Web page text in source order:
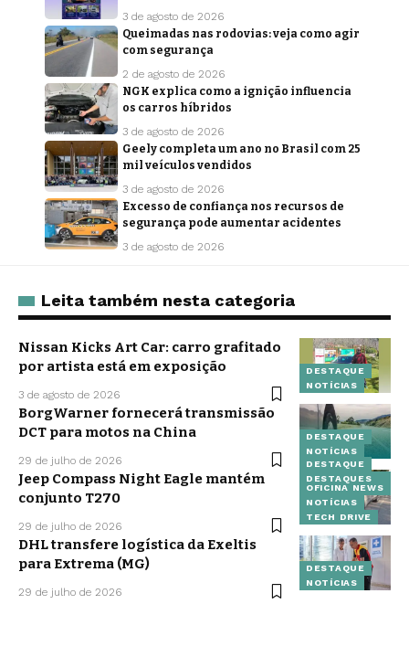
3 de agosto de 2026
Queimadas nas rodovias: veja como agir
com segurança
2 de agosto de 2026
NGK explica como a ignição influencia
os carros híbridos
3 de agosto de 2026
Geely completa um ano no Brasil com 25
mil veículos vendidos
3 de agosto de 2026
Excesso de confiança nos recursos de
segurança pode aumentar acidentes
3 de agosto de 2026
Leita também nesta categoria
DESTAQUE
NOTÍCIAS
Nissan Kicks Art Car: carro grafitado
por artista está em exposição
3 de agosto de 2026
DESTAQUE
NOTÍCIAS
BorgWarner fornecerá transmissão
DCT para motos na China
29 de julho de 2026
DESTAQUE
DESTAQUES
OFICINA NEWS
NOTÍCIAS
TECH DRIVE
Jeep Compass Night Eagle mantém
conjunto T270
29 de julho de 2026
DESTAQUE
NOTÍCIAS
DHL transfere logística da Exeltis
para Extrema (MG)
29 de julho de 2026